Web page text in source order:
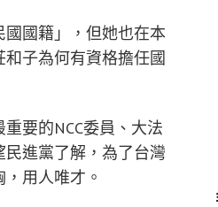
國籍」，但她也在本
子為何有資格擔任國
要的NCC委員、大法
進黨了解，為了台灣
用人唯才。